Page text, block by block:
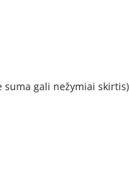
suma gali nežymiai skirtis)